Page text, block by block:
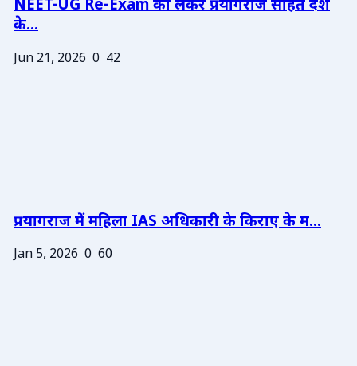
NEET-UG Re-Exam को लेकर प्रयागराज सहित देश
के...
Jun 21, 2026 0 42
प्रयागराज में महिला IAS अधिकारी के किराए के म...
Jan 5, 2026 0 60